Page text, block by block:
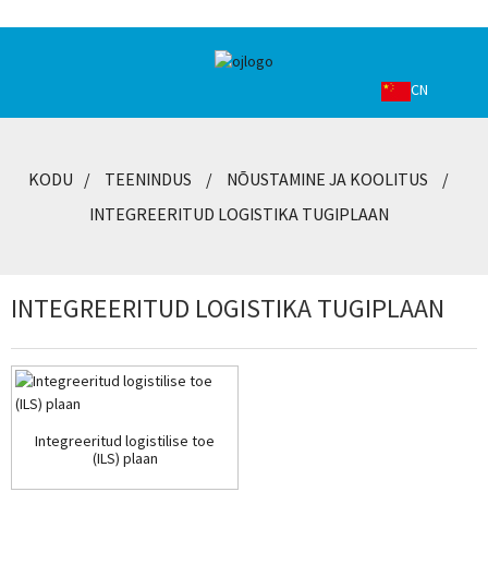
CN
KODU TEENINDUS
NÕUSTAMINE JA KOOLITUS
INTEGREERITUD LOGISTIKA TUGIPLAAN
INTEGREERITUD LOGISTIKA TUGIPLAAN
Integreeritud logistilise toe
(ILS) plaan